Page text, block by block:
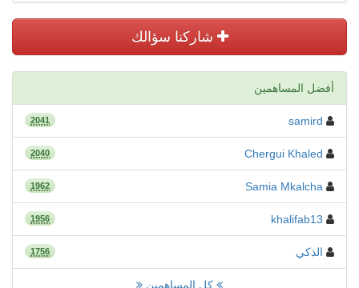
شاركنا سؤالك
أفضل المساهمين
samird
2041
Chergui Khaled
2040
Samia Mkalcha
1962
khalifab13
1956
الذكي 1756
كل المساهمين